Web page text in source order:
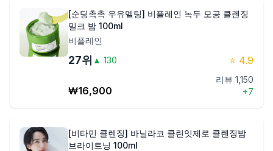
[순딩촉촉 우유멜팅] 비플레인 녹두 모공 클렌징
밀크 밤 100ml
비플레인
27위 ▲ 130 ⭐ 4.9
₩16,900
리뷰 1,150
+7
[비타민 클렌징] 바닐라코 클린잇제로 클렌징밤
브라이트닝 100ml